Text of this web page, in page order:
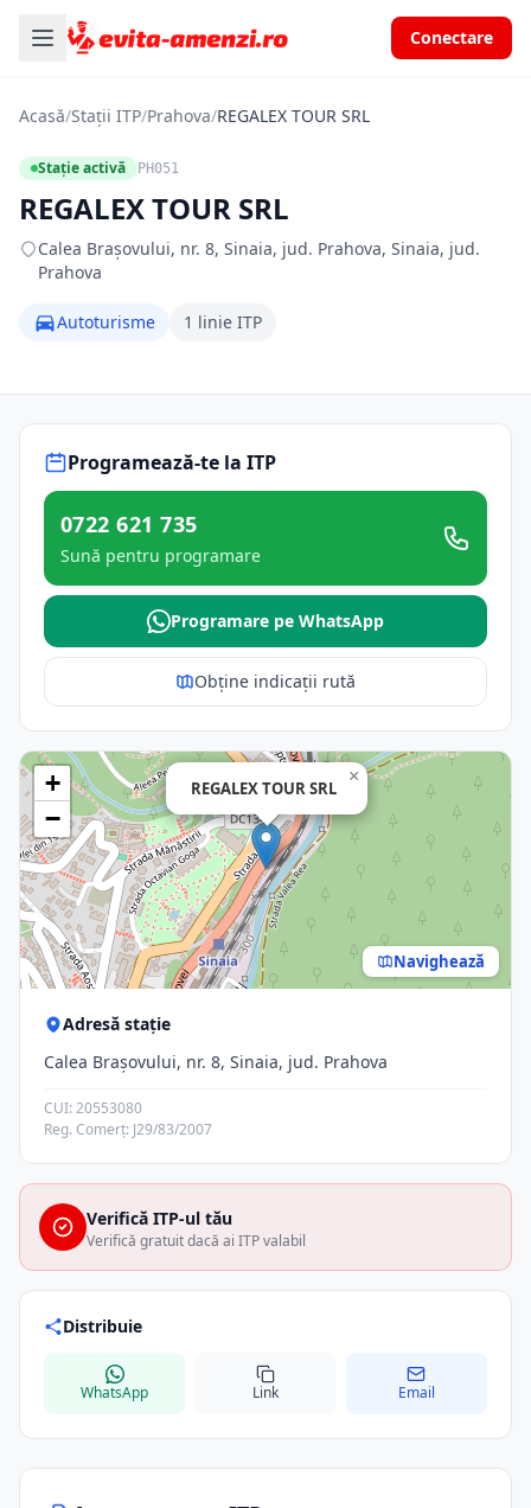
Conectare
Acasă/Stații ITP/Prahova/REGALEX TOUR SRL
Stație activă PH051
REGALEX TOUR SRL
Calea Brașovului, nr. 8, Sinaia, jud. Prahova, Sinaia, jud.
Prahova
Autoturisme 1 linie ITP
Programează-te la ITP
0722 621 735
Sună pentru programare
Programare pe WhatsApp
Obține indicații rută
REGALEX TOUR SRL
×
+
−
Navighează
Adresă stație
Calea Brașovului, nr. 8, Sinaia, jud. Prahova
CUI: 20553080
Reg. Comerț: J29/83/2007
Verifică ITP-ul tău
Verifică gratuit dacă ai ITP valabil
Distribuie
WhatsApp Link Email